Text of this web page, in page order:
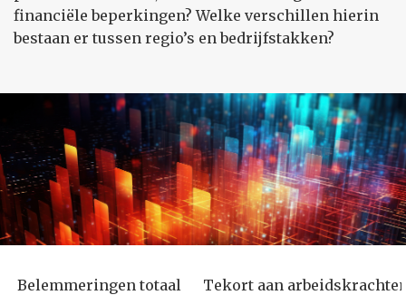
financiële beperkingen? Welke verschillen hierin
bestaan er tussen regio’s en bedrijfstakken?
Belemmeringen totaal Tekort aan